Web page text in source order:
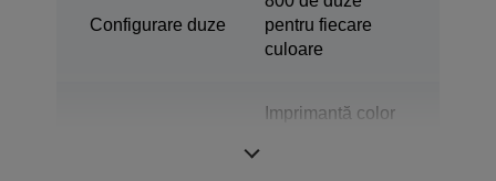
Configurare duze
pentru fiecare
culoare
Imprimantă color